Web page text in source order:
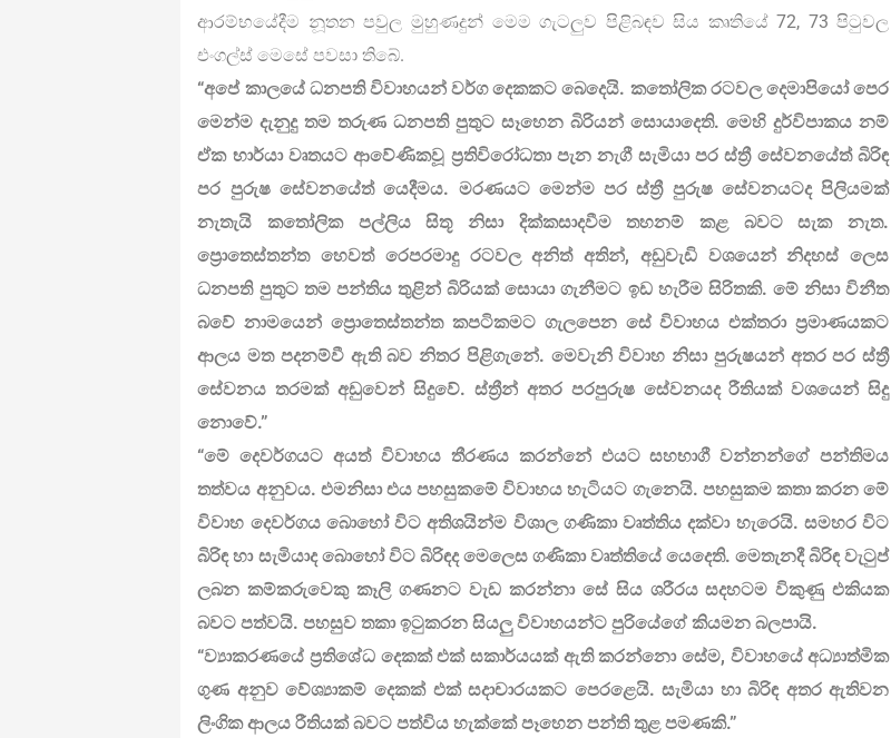
ආරම්භයේදීම නූතන පවුල මුහුණදුන් මෙම ගැටලුව පිළිබඳව සිය කෘතියේ 72, 73 පිටුවල
එංගල්ස් මෙසේ පවසා තිබේ.
“අපේ කාලයේ ධනපති විවාහයන් වර්ග දෙකකට බෙදෙයි. කතෝලික රටවල දෙමාපියෝ පෙර
මෙන්ම දැනුදු තම තරුණ ධනපති පුතුට සෑහෙන බිරියන් සොයාදෙති. මෙහි දුර්විපාකය නම්
ඒක භාර්යා වෘතයට ආවේණිකවූ ප්‍රතිවිරෝධතා පැන නැගී සැමියා පර ස්ත්‍රී සේවනයේත් බිරිඳ
පර පුරුෂ සේවනයේත් යෙදීමය. මරණයට මෙන්ම පර ස්ත්‍රී පුරුෂ සේවනයටද පිලියමක්
නැතැයි කතෝලික පල්ලිය සිතූ නිසා දික්කසාදවීම තහනම් කළ බවට සැක නැත.
ප්‍රොතෙස්තන්ත හෙවත් රෙපරමාදු රටවල අනිත් අතින්, අඩුවැඩි වශයෙන් නිදහස් ලෙස
ධනපති පුතුට තම පන්තිය තුළින් බිරියක් සොයා ගැනීමට ඉඩ හැරීම සිරිතකි. මේ නිසා විනීත
බවේ නාමයෙන් ප්‍රොතෙස්තන්ත කපටිකමට ගැලපෙන සේ විවාහය එක්තරා ප්‍රමාණයකට
ආලය මත පදනම්වී ඇති බව නිතර පිළිගැනේ. මෙවැනි විවාහ නිසා පුරුෂයන් අතර පර ස්ත්‍රී
සේවනය තරමක් අඩුවෙන් සිදුවේ. ස්ත්‍රීන් අතර පරපුරුෂ සේවනයද රීතියක් වශයෙන් සිදු
නොවේ.”
“මේ දෙවර්ගයට අයත් විවාහය තීරණය කරන්නේ එයට සහභාගී වන්නන්ගේ පන්තිමය
තත්වය අනුවය. එමනිසා එය පහසුකමේ විවාහය හැටියට ගැනෙයි. පහසුකම කතා කරන මේ
විවාහ දෙවර්ගය බොහෝ විට අතිශයින්ම විශාල ගණිකා වෘත්තිය දක්වා හැරෙයි. සමහර විට
බිරිඳ හා සැමියාද බොහෝ විට බිරිඳද මෙලෙස ගණිකා වෘත්තියේ යෙදෙති. මෙතැනදී බිරිඳ වැටුප්
ලබන කම්කරුවෙකු කෑලි ගණනට වැඩ කරන්නා සේ සිය ශරීරය සදහටම විකුණු එකියක
බවට පත්වයි. පහසුව තකා ඉටුකරන සියලු විවාහයන්ට පුරියේගේ කියමන බලපායි.
“ව්‍යාකරණයේ ප්‍රතිශේධ දෙකක් එක් සකාර්යයක් ඇති කරන්නො සේම, විවාහයේ අධ්‍යාත්මික
ගුණ අනුව වේශ්‍යාකම් දෙකක් එක් සදාචාරයකට පෙරළෙයි. සැමියා හා බිරිඳ අතර ඇතිවන
ලිංගික ආලය රීතියක් බවට පත්විය හැක්කේ පෑහෙන පන්ති තුළ පමණකි.”